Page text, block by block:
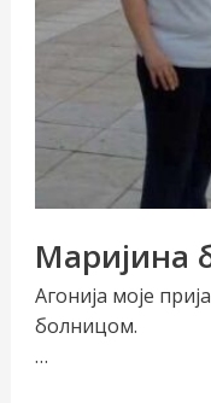
Маријина
Агонија моје
болницом.
…